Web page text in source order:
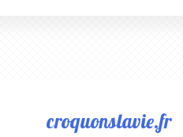
croquonslavie.fr